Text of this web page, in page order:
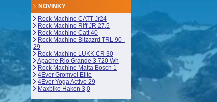
NOVINKY
Rock Machine CATT Jr24
Rock Machine Riff JR 27,5
Rock Machine Catt 40
Rock Machine Blizazrd TRL 90 -
29
Rock Machine LUKK CR 30
Apache Rio Grande 3 720 Wh
Rock Machine Matta Bosch 1
4Ever Gromvel Elite
4Ever Yoga Active 29
Maxbike Hakon 3,0